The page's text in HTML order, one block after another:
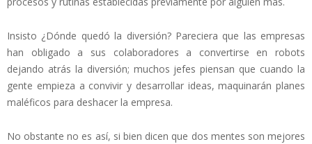
Insisto ¿Dónde quedó la diversión? Pareciera que las empresas
han obligado a sus colaboradores a convertirse en robots
dejando atrás la diversión; muchos jefes piensan que cuando la
gente empieza a convivir y desarrollar ideas, maquinarán planes
maléficos para deshacer la empresa.
No obstante no es así, si bien dicen que dos mentes son mejores